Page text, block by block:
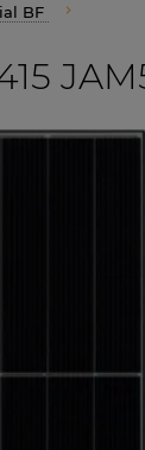
BF